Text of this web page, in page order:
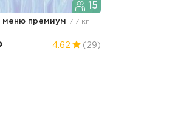
15
меню премиум 7.7 кг
4.62 (29)